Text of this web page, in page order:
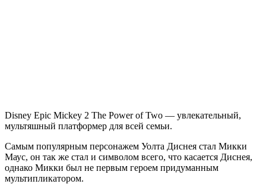
Disney Epic Mickey 2 The Power of Two — увлекательный,
мультяшный платформер для всей семьи.
Самым популярным персонажем Уолта Диснея стал Микки
Маус, он так же стал и символом всего, что касается Диснея,
однако Микки был не первым героем придуманным
мультипликатором.